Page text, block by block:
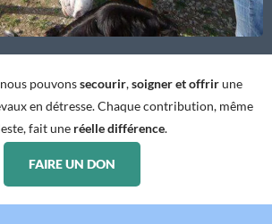
pouvonssecourir,soigner et offrirune
en détresse. Chaque contribution, même
fait une réelle différence.
FAIRE UN DON